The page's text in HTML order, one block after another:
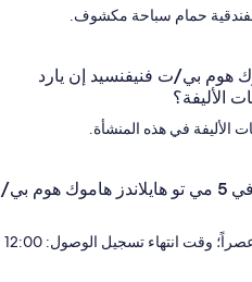
حمام سباحة مكشوف.
هوم بي/ت فنيفنسيد إن يارد
الأليفة؟
الأليفة في هذه المنشأة.
ما وقت تسجيل الوصول في 5 مي تو هايلاندز هاموك هوم بي/
وقت بدء تسجيل الوصول: 3 عصراً؛ وقت انتهاء تسجيل الوصول: 12:00